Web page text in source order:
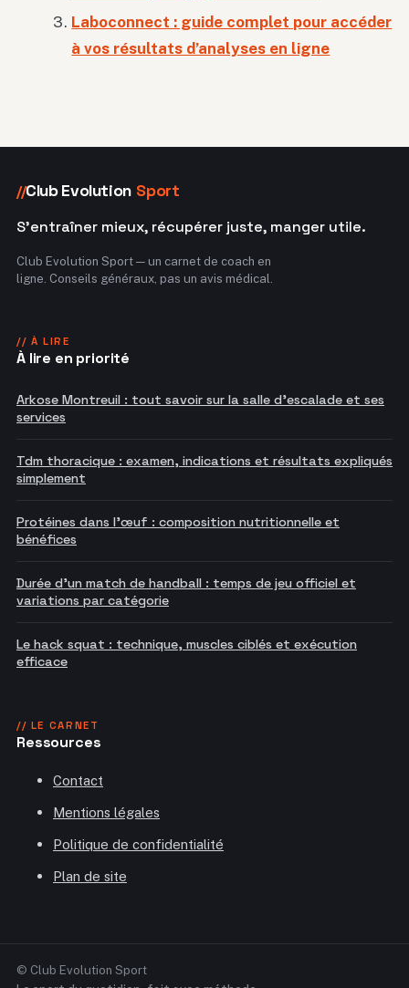
Laboconnect : guide complet pour accéder
à vos résultats d’analyses en ligne
//Club Evolution Sport
S'entraîner mieux, récupérer juste, manger utile.
Club Evolution Sport — un carnet de coach en
ligne. Conseils généraux, pas un avis médical.
// À LIRE
À lire en priorité
Arkose Montreuil : tout savoir sur la salle d'escalade et ses
services
Tdm thoracique : examen, indications et résultats expliqués
simplement
Protéines dans l'œuf : composition nutritionnelle et
bénéfices
Durée d'un match de handball : temps de jeu officiel et
variations par catégorie
Le hack squat : technique, muscles ciblés et exécution
efficace
// LE CARNET
Ressources
Contact
Mentions légales
Politique de confidentialité
Plan de site
© Club Evolution Sport